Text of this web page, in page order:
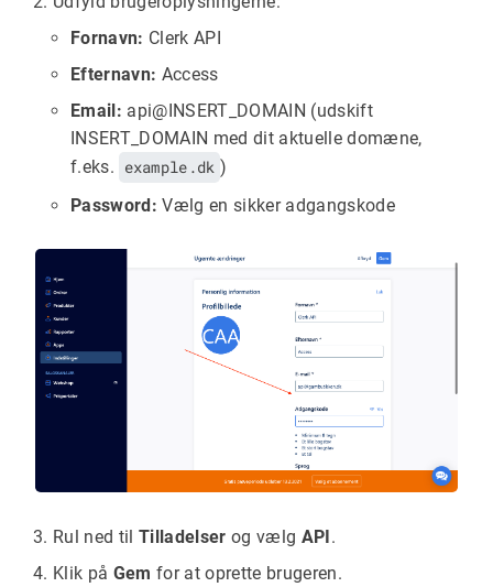
Fornavn: Clerk API
Efternavn: Access
Email: api@INSERT_DOMAIN (udskift
INSERT_DOMAIN med dit aktuelle domæne,
f.eks. example.dk )
Password: Vælg en sikker adgangskode
Rul ned til Tilladelser og vælg API.
Klik på Gem for at oprette brugeren.